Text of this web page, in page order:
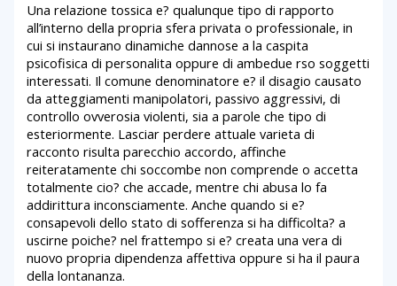
Una relazione tossica e? qualunque tipo di rapporto
all’interno della propria sfera privata o professionale, in
cui si instaurano dinamiche dannose a la caspita
psicofisica di personalita oppure di ambedue rso soggetti
interessati. Il comune denominatore e? il disagio causato
da atteggiamenti manipolatori, passivo aggressivi, di
controllo ovverosia violenti, sia a parole che tipo di
esteriormente. Lasciar perdere attuale varieta di
racconto risulta parecchio accordo, affinche
reiteratamente chi soccombe non comprende o accetta
totalmente cio? che accade, mentre chi abusa lo fa
addirittura inconsciamente. Anche quando si e?
consapevoli dello stato di sofferenza si ha difficolta? a
uscirne poiche? nel frattempo si e? creata una vera di
nuovo propria dipendenza affettiva oppure si ha il paura
della lontananza.